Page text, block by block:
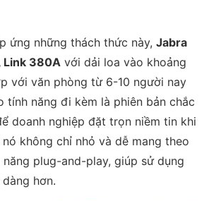
ứng những thách thức này,Jabra
Link 380A với dải loa vào khoảng
với văn phòng từ 6-10 người nay
tính năng đi kèm là phiên bản chắc
doanh nghiệp đặt trọn niềm tin khi
không chỉ nhỏ và dễ mang theo
plug-and-play, giúp sử dụng
hơn.